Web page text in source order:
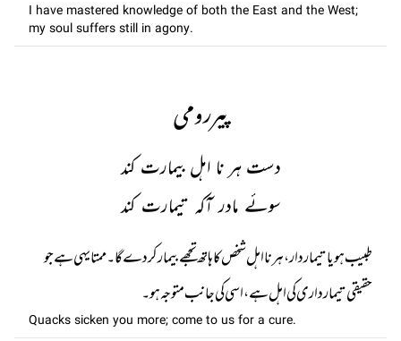
I have mastered knowledge of both the East and the West;
my soul suffers still in agony.
پیررومی
دست ہر نا اہل بیمارت کند
سوئے مادر آکہ تیمارت کند
طبیب ہو یا تیماردار، ہر نا اہل شخص کا ہاتھ تجھے بیمار کر دے گا۔ ممتا یہی ہے جو
حقیقی تیمارداری کی اہل ہے ، اسی کی جانب متوجہ ہو۔
Quacks sicken you more; come to us for a cure.